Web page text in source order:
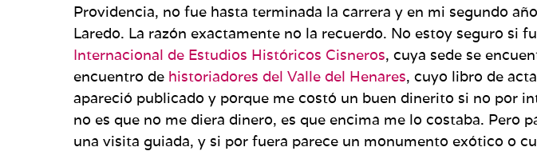
Providencia, no fue hasta terminada la carrera y en mi segundo
Laredo. La razón exactamente no la recuerdo. No estoy seguro si
Internacional de Estudios Históricos Cisneros, cuya sede se
encuentro de historiadores del Valle del Henares, cuyo libro de
apareció publicado y porque me costó un buen dinerito si no por
no es que no me diera dinero, es que encima me lo costaba. Pero
una visita guiada, y si por fuera parece un monumento exótico o